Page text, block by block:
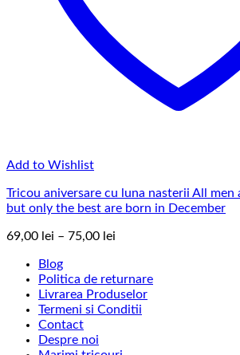
Add to Wishlist
Tricou aniversare cu luna nasterii All men
but only the best are born in December
69,00 lei – 75,00 lei
69,00 lei
până
la
Blog
Politica de returnare
Livrarea Produselor
Termeni si Conditii
Contact
Despre noi